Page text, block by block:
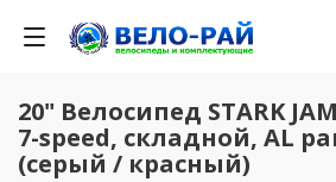
20" Велосипед STARK
7-speed, складной, AL
(серый / красный)